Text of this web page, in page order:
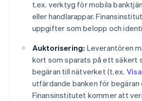
t.ex. verktyg för mobila
eller handlarappar.
uppgifter som belopp och
Auktorisering: Leverantören
kort som sparats på ett säkert
begäran till nätverket (t.ex. Visa
utfärdande banken för
Finansinstitutet kommer att